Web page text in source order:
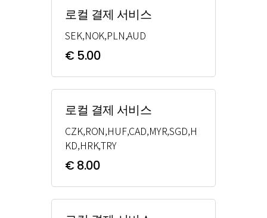
로컬 결제 서비스
SEK,NOK,PLN,AUD
€ 5.00
로컬 결제 서비스
CZK,RON,HUF,CAD,MYR,SGD,H
KD,HRK,TRY
€ 8.00